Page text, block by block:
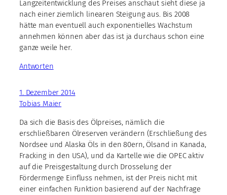
Langzeitentwicklung des Preises anschaut sieht diese ja
nach einer ziemlich linearen Steigung aus. Bis 2008
hätte man eventuell auch exponentielles Wachstum
annehmen können aber das ist ja durchaus schon eine
ganze weile her.
Antworten
1. Dezember 2014
Tobias Maier
Da sich die Basis des Ölpreises, nämlich die
erschließbaren Ölreserven verändern (Erschließung des
Nordsee und Alaska Öls in den 80ern, Ölsand in Kanada,
Fracking in den USA), und da Kartelle wie die OPEC aktiv
auf die Preisgestaltung durch Drosselung der
Fördermenge Einfluss nehmen, ist der Preis nicht mit
einer einfachen Funktion basierend auf der Nachfrage